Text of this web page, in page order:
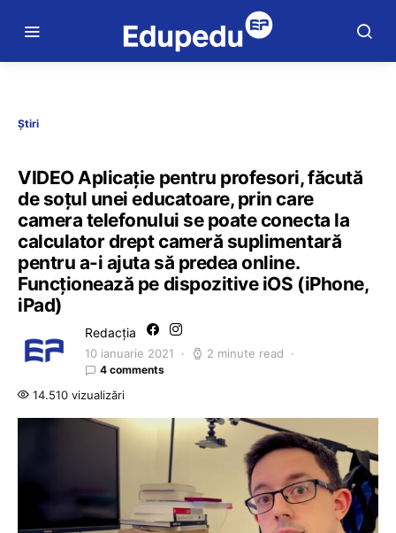
Știri
VIDEO Aplicație pentru profesori, făcută
de soțul unei educatoare, prin care
camera telefonului se poate conecta la
calculator drept cameră suplimentară
pentru a-i ajuta să predea online.
Funcționează pe dispozitive iOS (iPhone,
iPad)
Redacția
10 ianuarie 2021 2 minute read
4 comments
14.510 vizualizări